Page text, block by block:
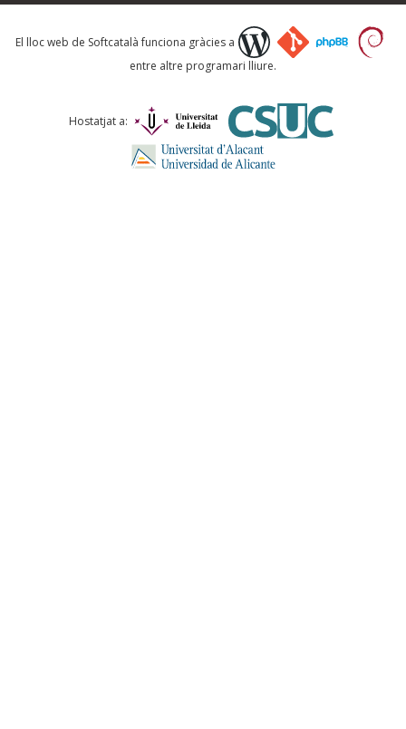
Què proposeu?
Comentari *
El lloc web de Softcatalà funciona gràcies a
entre altre programari lliure.
Hostatjat a: